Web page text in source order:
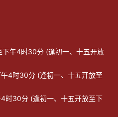
午4时30分 (逢初一、十五开放
4时30分 (逢初一、十五开放至
时30分 (逢初一、十五开放至下